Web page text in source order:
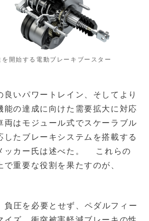
開始する電動ブレーキブースター
良いパワートレイン、そしてより
能の達成に向けた需要拡大に対応
両はモジュール式でスケーラブル
したブレーキシステムを搭載する
ッカー氏は述べた。 これらの
重要な役割を果たすのが、
負圧を必要とせず、ペダルフィー